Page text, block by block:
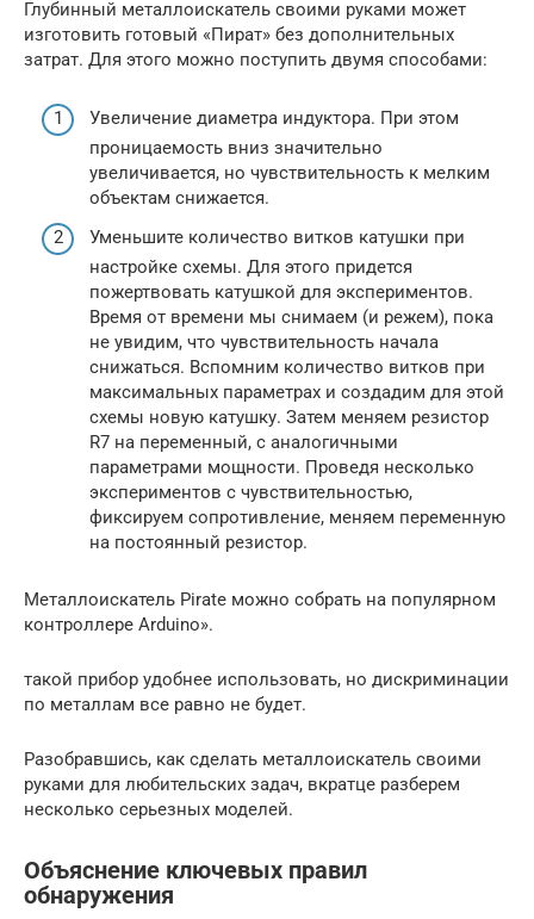
Глубинный металлоискатель своими руками может
изготовить готовый «Пират» без дополнительных
затрат. Для этого можно поступить двумя способами:
Увеличение диаметра индуктора. При этом
проницаемость вниз значительно
увеличивается, но чувствительность к мелким
объектам снижается.
Уменьшите количество витков катушки при
настройке схемы. Для этого придется
пожертвовать катушкой для экспериментов.
Время от времени мы снимаем (и режем), пока
не увидим, что чувствительность начала
снижаться. Вспомним количество витков при
максимальных параметрах и создадим для этой
схемы новую катушку. Затем меняем резистор
R7 на переменный, с аналогичными
параметрами мощности. Проведя несколько
экспериментов с чувствительностью,
фиксируем сопротивление, меняем переменную
на постоянный резистор.
Металлоискатель Pirate можно собрать на популярном
контроллере Arduino».
такой прибор удобнее использовать, но дискриминации
по металлам все равно не будет.
Разобравшись, как сделать металлоискатель своими
руками для любительских задач, вкратце разберем
несколько серьезных моделей.
Объяснение ключевых правил
обнаружения